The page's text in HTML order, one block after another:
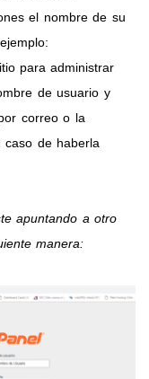
el nombre de su
para administrar
de usuario y
correo o la
de haberla
apuntando a otro
manera: